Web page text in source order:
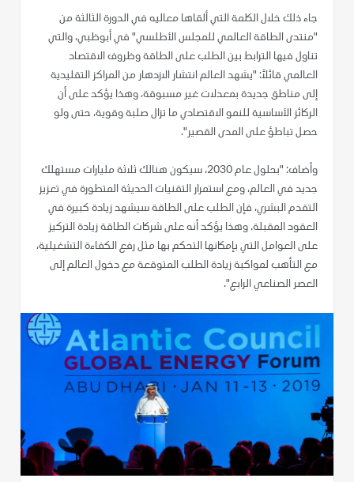
جاء ذلك خلال الكلمة التي ألقاها معاليه في الدورة الثالثة من
"منتدى الطاقة العالمي للمجلس الأطلسي" في أبوظبي، والتي
تناول فيها الترابط بين الطلب على الطاقة وظروف الاقتصاد
العالمي قائلاً: "يشهد العالم انتشار الازدهار من المراكز التقليدية
إلى مناطق جديدة بمعدلات غير مسبوقة، وهذا يؤكد على أن
الركائز الأساسية للنمو الاقتصادي ما تزال صلبة وقوية، حتى ولو
حصل تباطؤ على المدى القصير".
وأضاف: "بحلول عام 2030، سيكون هنالك ثلاثة مليارات مستهلك
جديد في العالم، ومع استمرار التقنيات الحديثة المتطورة في تعزيز
التقدم البشري، فإن الطلب على الطاقة سيشهد زيادة كبيرة في
العقود المقبلة. وهذا يؤكد أنه على شركات الطاقة زيادة التركيز
على العوامل التي بإمكانها التحكم بها مثل رفع الكفاءة التشغيلية،
مع التأهب لمواكبة زيادة الطلب المتوقعة مع دخول العالم إلى
العصر الصناعي الرابع".